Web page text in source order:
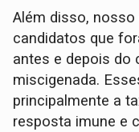
Além disso,
candidatos que
antes e depois do
miscigenada.
principalmente a
resposta imune e